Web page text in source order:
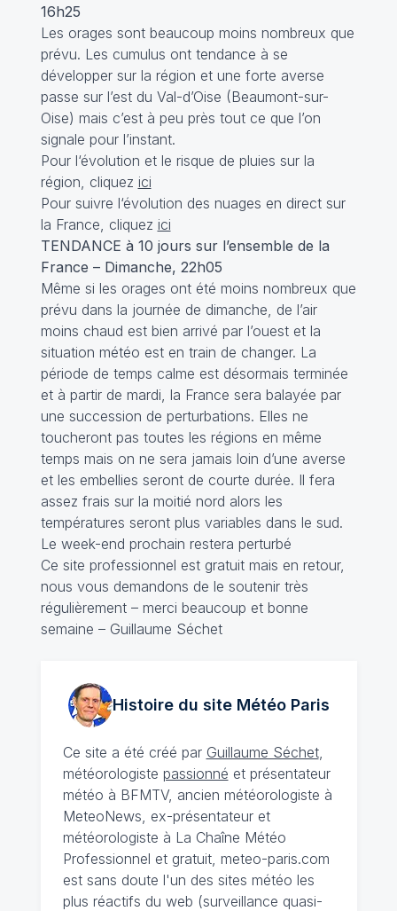
16h25
Les orages sont beaucoup moins nombreux que
prévu. Les cumulus ont tendance à se
développer sur la région et une forte averse
passe sur l’est du Val-d’Oise (Beaumont-sur-
Oise) mais c’est à peu près tout ce que l’on
signale pour l’instant.
Pour l‘évolution et le risque de pluies sur la
région, cliquez ici
Pour suivre l‘évolution des nuages en direct sur
la France, cliquez ici
TENDANCE à 10 jours sur l’ensemble de la
France – Dimanche, 22h05
Même si les orages ont été moins nombreux que
prévu dans la journée de dimanche, de l’air
moins chaud est bien arrivé par l’ouest et la
situation météo est en train de changer. La
période de temps calme est désormais terminée
et à partir de mardi, la France sera balayée par
une succession de perturbations. Elles ne
toucheront pas toutes les régions en même
temps mais on ne sera jamais loin d’une averse
et les embellies seront de courte durée. Il fera
assez frais sur la moitié nord alors les
températures seront plus variables dans le sud.
Le week-end prochain restera perturbé
Ce site professionnel est gratuit mais en retour,
nous vous demandons de le soutenir très
régulièrement – merci beaucoup et bonne
semaine – Guillaume Séchet
Histoire du site MétéoParis
Ce site a été créé par Guillaume Séchet,
météorologiste passionné et présentateur
météo à BFMTV, ancien météorologiste à
MeteoNews, ex-présentateur et
météorologiste à La Chaîne Météo
Professionnel et gratuit, meteo-paris.com
est sans doute l'un des sites météo les
plus réactifs du web (surveillance quasi-